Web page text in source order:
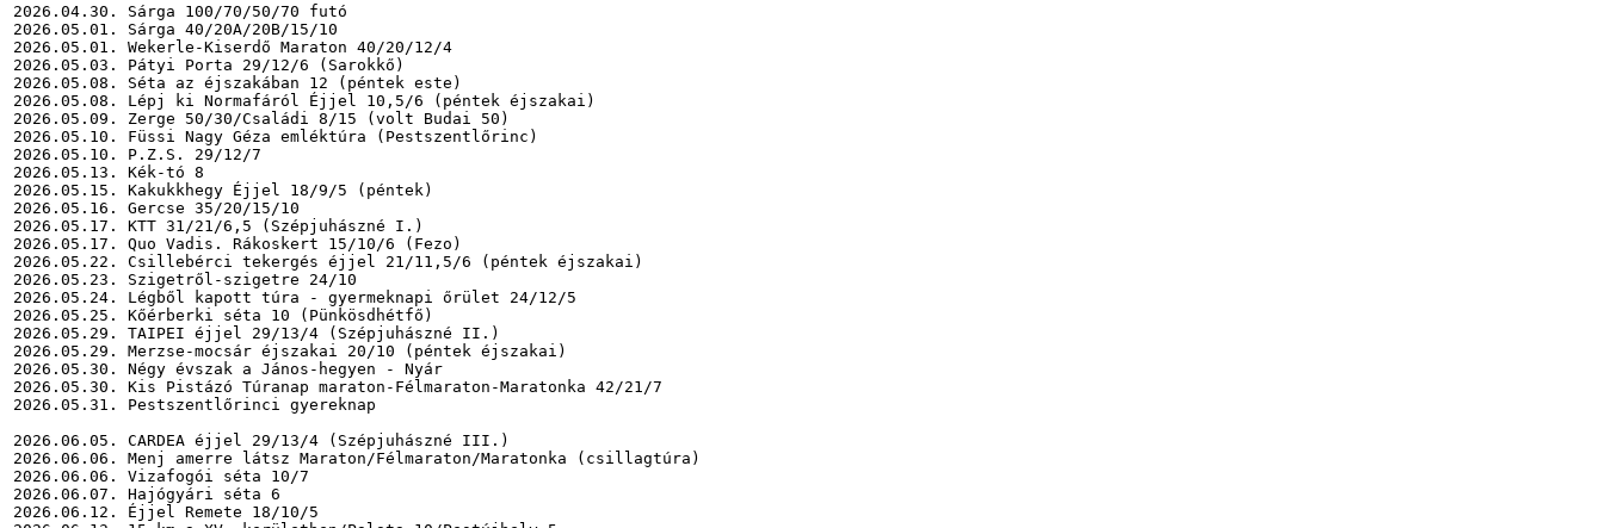
2026.04.30. Sárga 100/70/50/70 futó
2026.05.01. Sárga 40/20A/20B/15/10
2026.05.01. Wekerle-Kiserdő Maraton 40/20/12/4
2026.05.03. Pátyi Porta 29/12/6 (Sarokkő)
2026.05.08. Séta az éjszakában 12 (péntek este)
2026.05.08. Lépj ki Normafáról Éjjel 10,5/6 (péntek éjszakai)
2026.05.09. Zerge 50/30/Családi 8/15 (volt Budai 50)
2026.05.10. Füssi Nagy Géza emléktúra (Pestszentlőrinc)
2026.05.10. P.Z.S. 29/12/7
2026.05.13. Kék-tó 8
2026.05.15. Kakukkhegy Éjjel 18/9/5 (péntek)
2026.05.16. Gercse 35/20/15/10
2026.05.17. KTT 31/21/6,5 (Szépjuhászné I.)
2026.05.17. Quo Vadis. Rákoskert 15/10/6 (Fezo)
2026.05.22. Csillebérci tekergés éjjel 21/11,5/6 (péntek éjszakai)
2026.05.23. Szigetről-szigetre 24/10
2026.05.24. Légből kapott túra - gyermeknapi őrület 24/12/5
2026.05.25. Kőérberki séta 10 (Pünkösdhétfő)
2026.05.29. TAIPEI éjjel 29/13/4 (Szépjuhászné II.)
2026.05.29. Merzse-mocsár éjszakai 20/10 (péntek éjszakai)
2026.05.30. Négy évszak a János-hegyen - Nyár
2026.05.30. Kis Pistázó Túranap maraton-Félmaraton-Maratonka 42/21/7
2026.05.31. Pestszentlőrinci gyereknap
2026.06.05. CARDEA éjjel 29/13/4 (Szépjuhászné III.)
2026.06.06. Menj amerre látsz Maraton/Félmaraton/Maratonka (csillagtúra)
2026.06.06. Vizafogói séta 10/7
2026.06.07. Hajógyári séta 6
2026.06.12. Éjjel Remete 18/10/5